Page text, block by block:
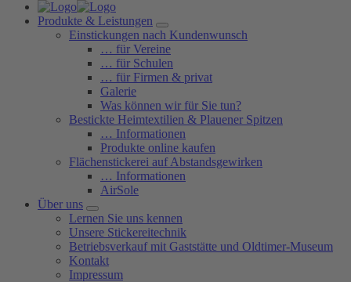
Produkte & Leistungen
Einstickungen nach Kundenwunsch
… für Vereine
… für Schulen
… für Firmen & privat
Galerie
Was können wir für Sie tun?
Bestickte Heimtextilien & Plauener Spitzen
… Informationen
Produkte online kaufen
Flächenstickerei auf Abstandsgewirken
… Informationen
AirSole
Über uns
Lernen Sie uns kennen
Unsere Stickereitechnik
Betriebsverkauf mit Gaststätte und Oldtimer-Museum
Kontakt
Impressum